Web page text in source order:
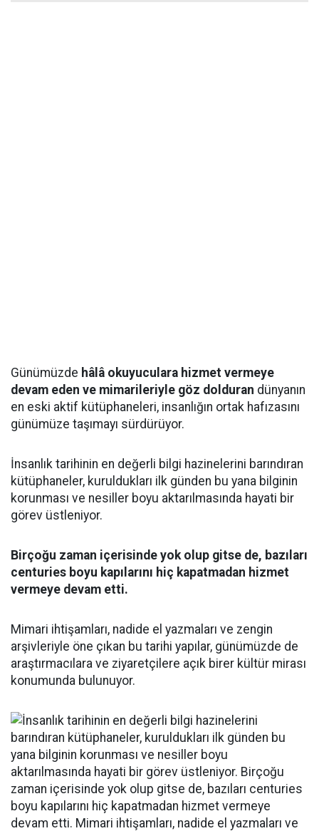
Günümüzde hâlâ okuyuculara hizmet vermeye
devam eden ve mimarileriyle göz dolduran dünyanın
en eski aktif kütüphaneleri, insanlığın ortak hafızasını
günümüze taşımayı sürdürüyor.
İnsanlık tarihinin en değerli bilgi hazinelerini barındıran
kütüphaneler, kuruldukları ilk günden bu yana bilginin
korunması ve nesiller boyu aktarılmasında hayati bir
görev üstleniyor.
Birçoğu zaman içerisinde yok olup gitse de, bazıları
centuries boyu kapılarını hiç kapatmadan hizmet
vermeye devam etti.
Mimari ihtişamları, nadide el yazmaları ve zengin
arşivleriyle öne çıkan bu tarihi yapılar, günümüzde de
araştırmacılara ve ziyaretçilere açık birer kültür mirası
konumunda bulunuyor.